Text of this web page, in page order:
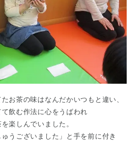
神奈川県 神奈川県 全域
千葉県 千葉県 全域
お茶の味はなんだかいつもと違い、
て飲む作法に心をうばわれ
楽しんでいました。
うございました」と手を前に付き